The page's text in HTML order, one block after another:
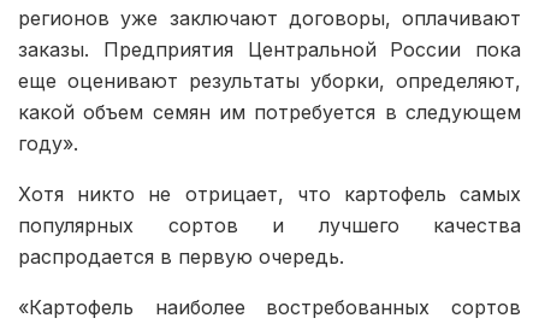
регионов уже заключают договоры, оплачивают
заказы. Предприятия Центральной России пока
еще оценивают результаты уборки, определяют,
какой объем семян им потребуется в следующем
году».
Хотя никто не отрицает, что картофель самых
популярных сортов и лучшего качества
распродается в первую очередь.
«Картофель наиболее востребованных сортов